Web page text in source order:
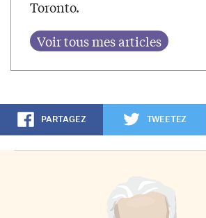
Toronto.
PARTAGEZ TWEETEZ